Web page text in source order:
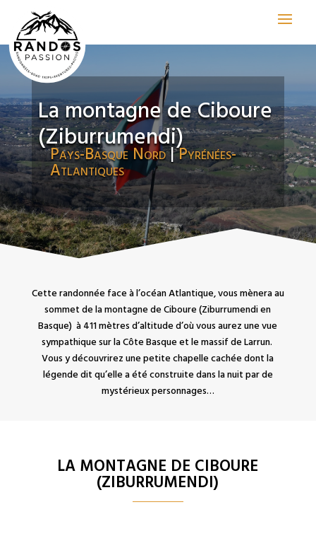
La montagne de Ciboure
(Ziburrumendi)
Pays-Basque Nord|Pyrénées-
Atlantiques
Cette randonnée face à l’océan Atlantique, vous mènera au
sommet de la montagne de Ciboure (Ziburrumendi en
Basque) à 411 mètres d’altitude d’où vous aurez une vue
sympathique sur la Côte Basque et le massif de Larrun.
Vous y découvrirez une petite chapelle cachée dont la
légende dit qu’elle a été construite dans la nuit par de
mystérieux personnages…
LA MONTAGNE DE CIBOURE
(ZIBURRUMENDI)